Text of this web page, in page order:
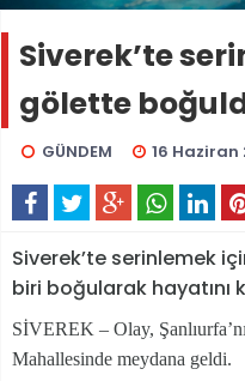
Siverek’te
gölette
GÜNDEM 16 Haziran
Siverek’te serinlemek
biri boğularak hayatını
SİVEREK – Olay,
Mahallesinde meydana geldi.